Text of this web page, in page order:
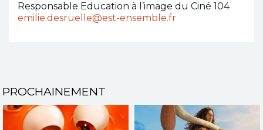
Responsable Education à l’image du Ciné 104
emilie.desruelle@est-ensemble.fr
PROCHAINEMENT